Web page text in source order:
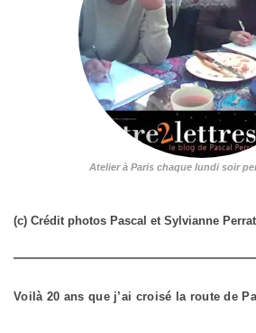
Atelier à Paris chaque lundi soir
(c) Crédit photos Pascal et Sylvianne Perrat
Voilà 20 ans que j’ai croisé la route de